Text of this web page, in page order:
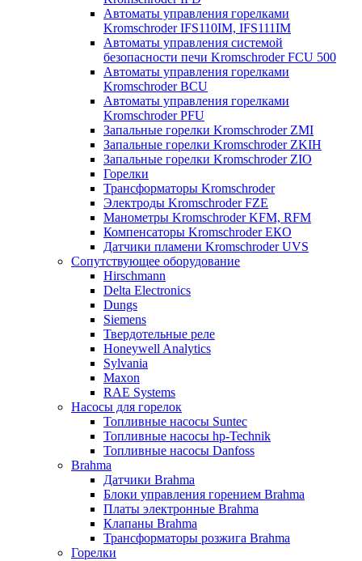
Автоматы управления горелками
Kromschroder IFS110IM, IFS111IM
Автоматы управления системой
безопасности печи Kromschroder FCU 500
Автоматы управления горелками
Kromschroder BCU
Автоматы управления горелками
Kromschroder PFU
Запальные горелки Kromschroder ZМI
Запальные горелки Kromschroder ZKIH
Запальные горелки Kromschroder ZIO
Горелки
Трансформаторы Kromschroder
Электроды Kromschroder FZE
Манометры Kromschroder KFM, RFM
Компенсаторы Kromschroder ЕКО
Датчики пламени Kromschroder UVS
Сопутствующее оборудование
Hirschmann
Delta Electronics
Dungs
Siemens
Твердотельные реле
Honeywell Analytics
Sylvania
Maxon
RAE Systems
Насосы для горелок
Топливные насосы Suntec
Топливные насосы hp-Technik
Топливные насосы Danfoss
Brahma
Датчики Brahma
Блоки управления горением Brahma
Платы электронные Brahma
Клапаны Brahma
Трансформаторы розжига Brahma
Горелки